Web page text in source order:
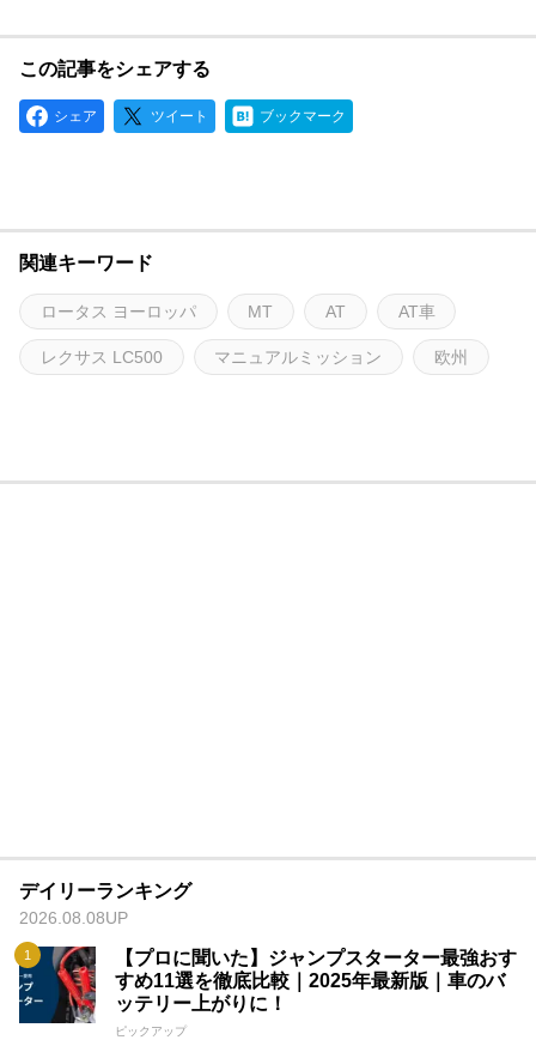
この記事をシェアする
シェア ツイート ブックマーク
関連キーワード
ロータス ヨーロッパ MT AT AT車
レクサス LC500 マニュアルミッション 欧州
デイリーランキング
2026.08.08UP
【プロに聞いた】ジャンプスターター最強おす
すめ11選を徹底比較｜2025年最新版｜車のバ
ッテリー上がりに！
ピックアップ